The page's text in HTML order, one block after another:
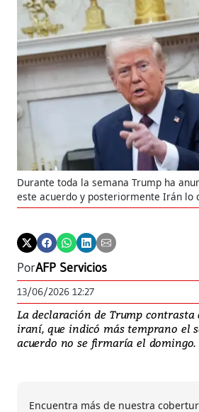
Durante toda la semana Trump ha
este acuerdo y posteriormente Irán lo
PorAFP Servicios
13/06/2026 12:27
La declaración de Trump
iraní, que indicó más temprano el
acuerdo no se firmaría el domingo.
Encuentra más de nuestra